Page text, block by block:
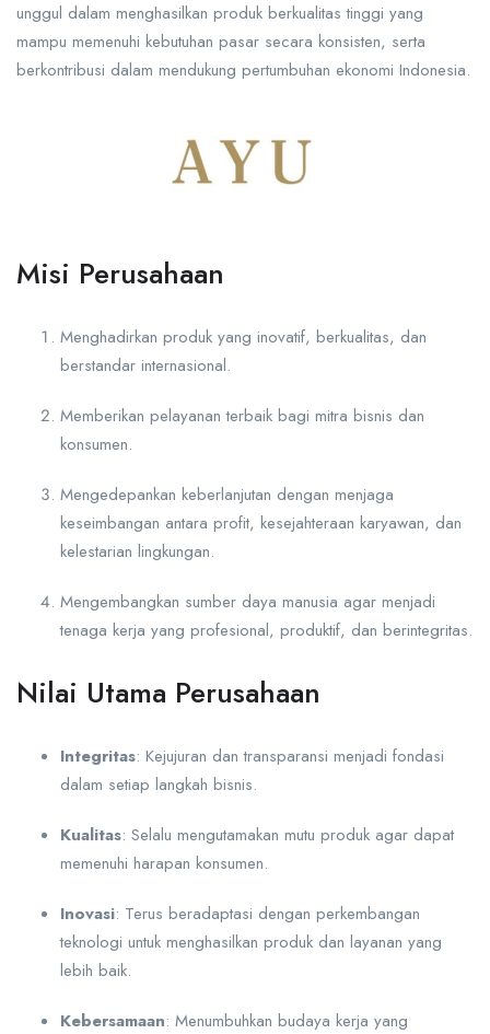
unggul dalam menghasilkan produk berkualitas tinggi yang
mampu memenuhi kebutuhan pasar secara konsisten, serta
berkontribusi dalam mendukung pertumbuhan ekonomi Indonesia.
Misi Perusahaan
Menghadirkan produk yang inovatif, berkualitas, dan
berstandar internasional.
Memberikan pelayanan terbaik bagi mitra bisnis dan
konsumen.
Mengedepankan keberlanjutan dengan menjaga
keseimbangan antara profit, kesejahteraan karyawan, dan
kelestarian lingkungan.
Mengembangkan sumber daya manusia agar menjadi
tenaga kerja yang profesional, produktif, dan berintegritas.
Nilai Utama Perusahaan
Integritas: Kejujuran dan transparansi menjadi fondasi
dalam setiap langkah bisnis.
Kualitas: Selalu mengutamakan mutu produk agar dapat
memenuhi harapan konsumen.
Inovasi: Terus beradaptasi dengan perkembangan
teknologi untuk menghasilkan produk dan layanan yang
lebih baik.
Kebersamaan: Menumbuhkan budaya kerja yang